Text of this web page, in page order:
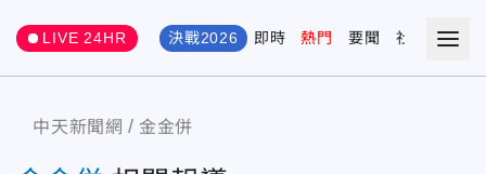
LIVE 24HR 決戰2026 即時 熱門 要聞 社會 娛樂
中天新聞網 金金併